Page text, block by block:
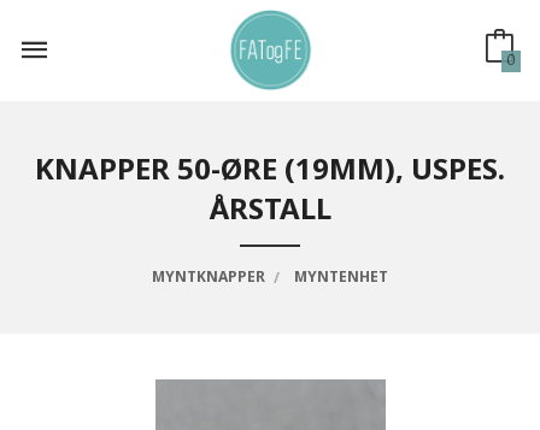
innholdet
0
KNAPPER 50-ØRE (19MM), USPES.
ÅRSTALL
MYNTKNAPPER MYNTENHET